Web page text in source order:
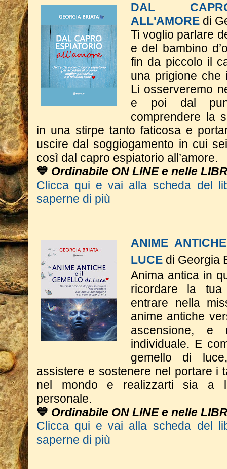
DAL
ALL'AMORE di
Ti voglio parlare
e del bambino
fin da piccolo il
una prigione che
Li osserveremo
e poi dal
comprendere la
in una stirpe tanto faticosa e
uscire dal soggiogamento in cui
così dal capro espiatorio all’amore.
💙 Ordinabile ON LINE e nelle
Clicca qui e vai alla scheda del
saperne di più
ANIME
LUCE di Georgia
Anima antica in
ricordare la
entrare nella
anime antiche
ascensione, e
individuale. E
gemello di
assistere e sostenere nel portare i
nel mondo e realizzarti sia a
personale.
💙 Ordinabile ON LINE e nelle
Clicca qui e vai alla scheda del
saperne di più